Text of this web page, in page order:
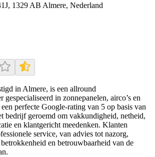
1329 AB Almere, Nederland
in Almere, is een allround
gespecialiseerd in zonnepanelen, airco’s en
perfecte Google-rating van 5 op basis van
bedrijf geroemd om vakkundigheid, netheid,
en klantgericht meedenken. Klanten
service, van advies tot nazorg,
en betrouwbaarheid van de